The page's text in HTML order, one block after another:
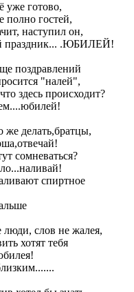
уже готово,
полно гостей,
наступил он,
праздник... .ЮБИЛЕЙ!
поздравлений
"налей",
здесь происходит?
же делать,братцы,
сомневаться?
спиртное
люди, слов не жалея,
хотят тебя